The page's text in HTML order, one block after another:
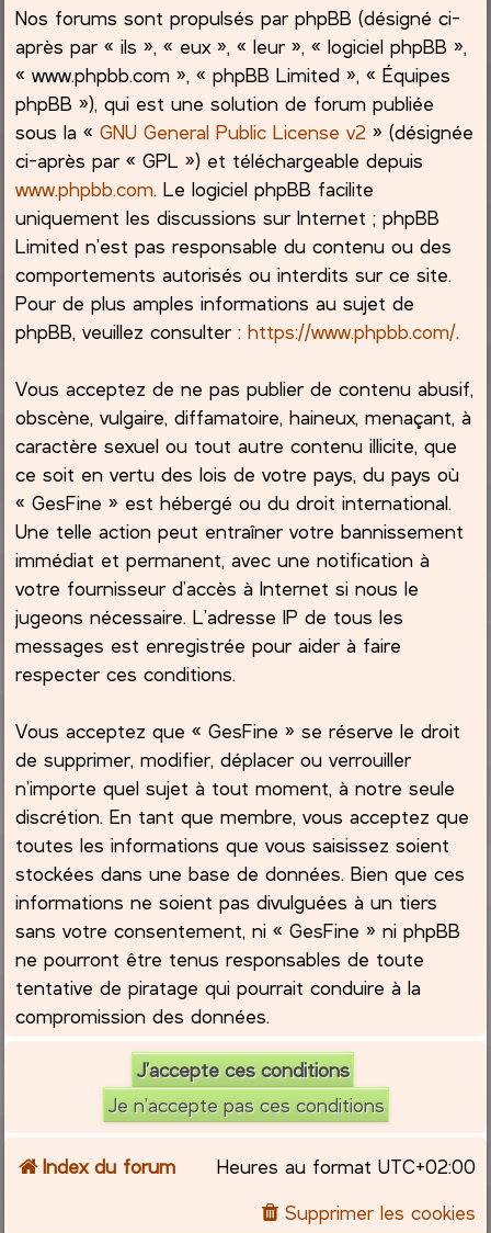
Nos forums sont propulsés par phpBB (désigné ci-
après par « ils », « eux », « leur », « logiciel phpBB »,
« www.phpbb.com », « phpBB Limited », « Équipes
phpBB »), qui est une solution de forum publiée
sous la «GNU General Public License v2 » (désignée
ci-après par « GPL ») et téléchargeable depuis
www.phpbb.com. Le logiciel phpBB facilite
uniquement les discussions sur Internet ; phpBB
Limited n’est pas responsable du contenu ou des
comportements autorisés ou interdits sur ce site.
Pour de plus amples informations au sujet de
phpBB, veuillez consulter :https://www.phpbb.com/.
Vous acceptez de ne pas publier de contenu abusif,
obscène, vulgaire, diffamatoire, haineux, menaçant, à
caractère sexuel ou tout autre contenu illicite, que
ce soit en vertu des lois de votre pays, du pays où
« GesFine » est hébergé ou du droit international.
Une telle action peut entraîner votre bannissement
immédiat et permanent, avec une notification à
votre fournisseur d’accès à Internet si nous le
jugeons nécessaire. L’adresse IP de tous les
messages est enregistrée pour aider à faire
respecter ces conditions.
Vous acceptez que « GesFine » se réserve le droit
de supprimer, modifier, déplacer ou verrouiller
n’importe quel sujet à tout moment, à notre seule
discrétion. En tant que membre, vous acceptez que
toutes les informations que vous saisissez soient
stockées dans une base de données. Bien que ces
informations ne soient pas divulguées à un tiers
sans votre consentement, ni « GesFine » ni phpBB
ne pourront être tenus responsables de toute
tentative de piratage qui pourrait conduire à la
compromission des données.
Index du forum Heures au format UTC+02:00
Supprimer les cookies